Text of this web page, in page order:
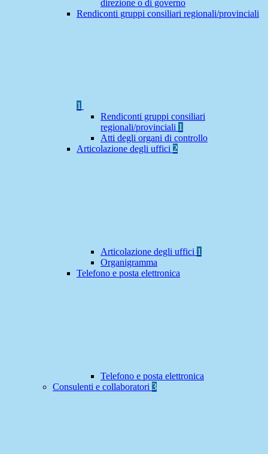
direzione o di governo
Rendiconti gruppi consiliari regionali/provinciali
1
Rendiconti gruppi consiliari
regionali/provinciali 1
Atti degli organi di controllo
Articolazione degli uffici 2
Articolazione degli uffici 1
Organigramma
Telefono e posta elettronica
Telefono e posta elettronica
Consulenti e collaboratori 3